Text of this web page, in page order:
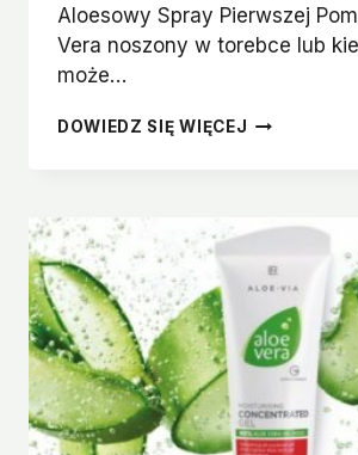
Aloesowy Spray Pierwszej
Vera noszony w torebce lub
może…
DOWIEDZ SIĘ WIĘCEJ ALOESOWY
DZIEŃ